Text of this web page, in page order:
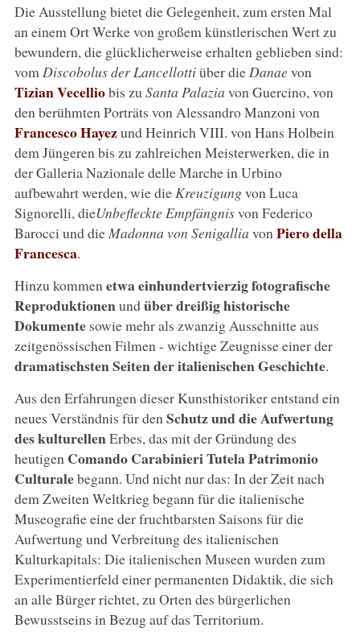
Die Ausstellung bietet die Gelegenheit, zum ersten Mal
an einem Ort Werke von großem künstlerischen Wert zu
bewundern, die glücklicherweise erhalten geblieben sind:
vom Discobolus der Lancellottiüber die Danaevon
Tizian Vecelliobis zu Santa Palazia von Guercino, von
den berühmten Porträts von Alessandro Manzoni von
Francesco Hayezund Heinrich VIII. von Hans Holbein
dem Jüngeren bis zu zahlreichen Meisterwerken, die in
der Galleria Nazionale delle Marche in Urbino
aufbewahrt werden, wie die Kreuzigungvon Luca
Signorelli, dieUnbefleckte Empfängnisvon Federico
Barocci und die Madonna von Senigallia von Piero della
Francesca.
Hinzu kommen etwa einhundertvierzig fotografische
Reproduktionenundüber dreißig historische
Dokumentesowie mehr als zwanzig Ausschnitte aus
zeitgenössischen Filmen - wichtige Zeugnisse einer der
dramatischsten Seiten der italienischen Geschichte.
Aus den Erfahrungen dieser Kunsthistoriker entstand ein
neues Verständnis für denSchutz und die Aufwertung
des kulturellenErbes, das mit der Gründung des
heutigenComandoCarabinieri Tutela Patrimonio
Culturalebegann. Und nicht nur das: In der Zeit nach
dem Zweiten Weltkrieg begann für die italienische
Museografie eine der fruchtbarsten Saisons für die
Aufwertung und Verbreitung des italienischen
Kulturkapitals: Die italienischen Museen wurden zum
Experimentierfeld einer permanenten Didaktik, die sich
an alle Bürger richtet, zu Orten des bürgerlichen
Bewusstseins in Bezug auf das Territorium.